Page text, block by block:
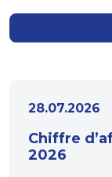
28.07.2026
Chiffre
2026